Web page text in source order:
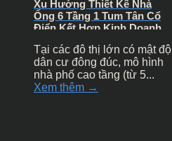
Xu Hướng Thiết Kế Nhà
Ống 6 Tầng 1 Tum Tân Cổ
Điển Kết Hợp Kinh Doanh
Tại các đô thị lớn có mật độ
dân cư đông đúc, mô hình
nhà phố cao tầng (từ 5...
Xem thêm →